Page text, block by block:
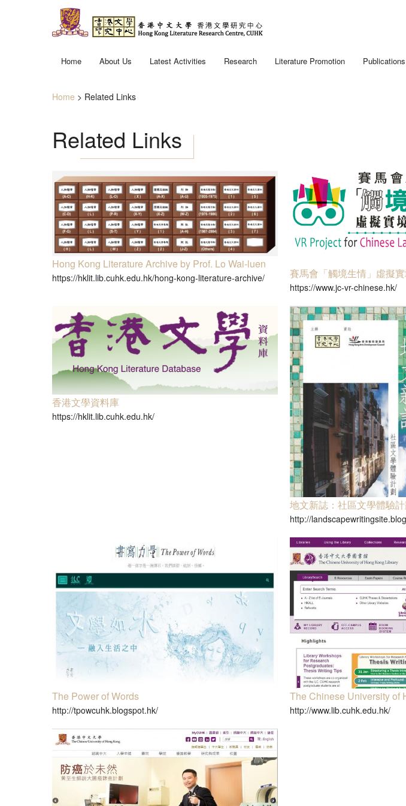
Skip to main content
Home
About Us
People
Latest Activities Research
Literature Promotion
趣寫文學足
「身土不
地景．人文
地景．人文
地景．人文
地景．人
地景．人文
地景．人文
地景．人文
筆述我城他
筆述我城他
寫作成果分
讀寫我城：
寫作成果分
讀寫我城：
吟遊詩人的
香港文學深
文學大渡海
文學大渡海
香港文學深
文學大渡海
香港文學
文學大渡海
抽屜裡的時
文學景點考
文學大渡海
狐狸先生的
文學景點考
文學大渡海
銀河發現號
文學大渡
森林・小屋
輕鬆散步學中文
Publications
You are here
Home > Related Links
Related Links
Hong Kong Literature Archive by Prof. Lo Wai-luen
https://hklit.lib.cuhk.edu.hk/hong-kong-literature-archive/ 賽馬會「觸境生情」虛擬
https://www.jc-vr-chinese.hk/
香港文學資料庫
https://hklit.lib.cuhk.edu.hk/
地文新誌：社區文學體驗
http://
The Power of Words
http://tpowcuhk.blogspot.hk/
The Chinese University of
http://www.lib.cuhk.edu.hk/